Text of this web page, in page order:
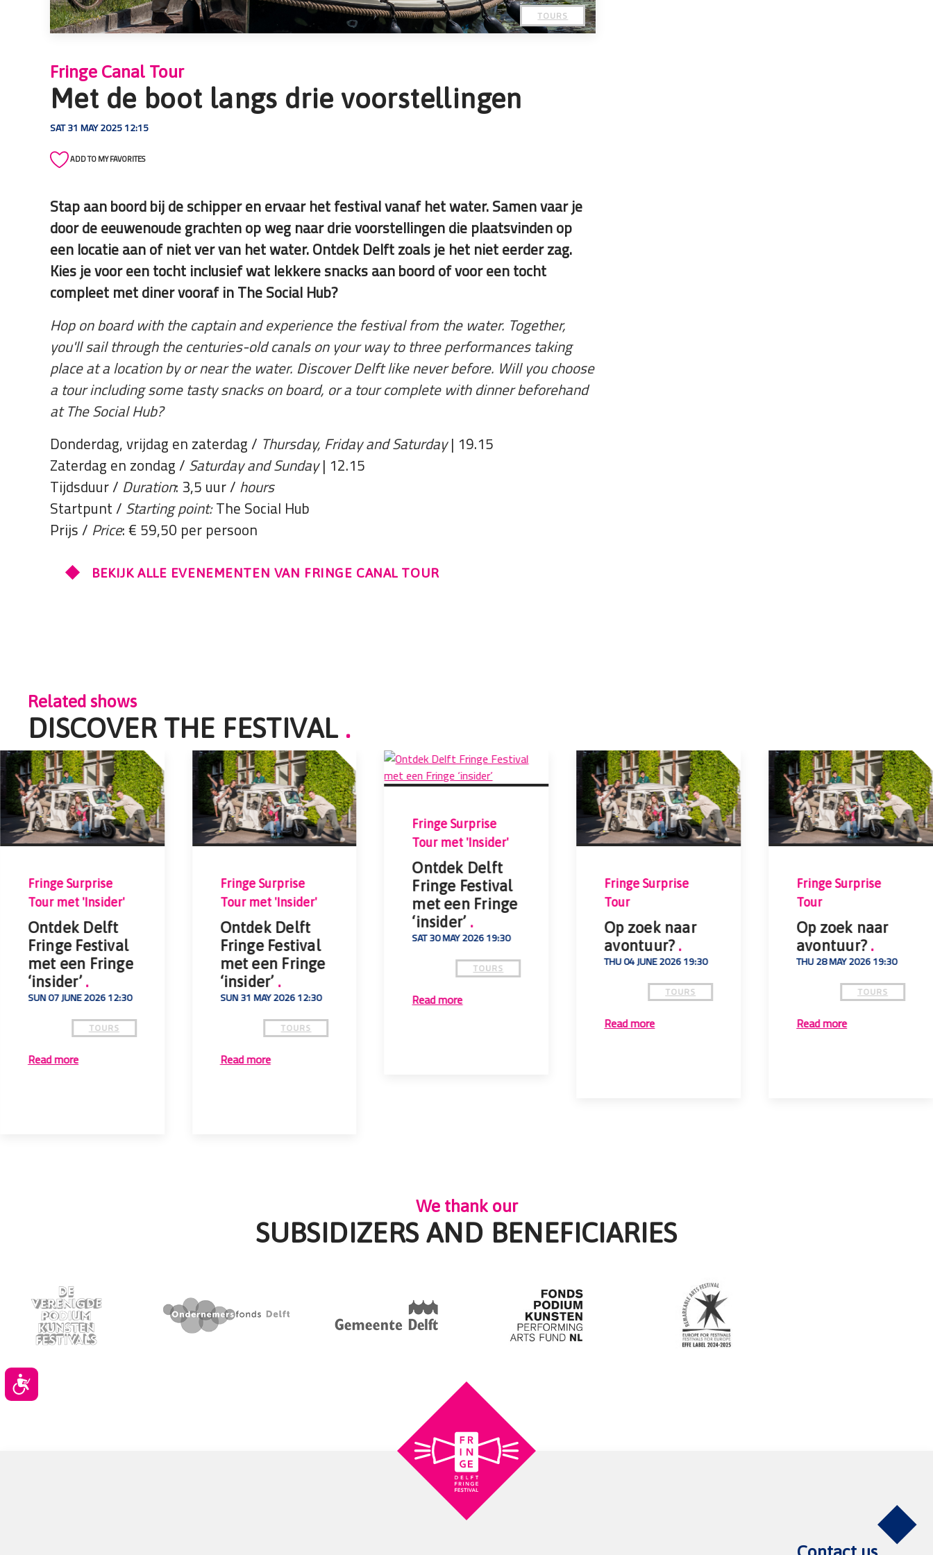
TOURS
Fringe Canal Tour
Met de boot langs drie voorstellingen
SAT 31 MAY 2025 12:15
ADD TO MY FAVORITES
Stap aan boord bij de schipper en ervaar het festival vanaf het water. Samen vaar je
door de eeuwenoude grachten op weg naar drie voorstellingen die plaatsvinden op
een locatie aan of niet ver van het water. Ontdek Delft zoals je het niet eerder zag.
Kies je voor een tocht inclusief wat lekkere snacks aan boord of voor een tocht
compleet met diner vooraf in The Social Hub?
Hop on board with the captain and experience the festival from the water. Together,
you'll sail through the centuries-old canals on your way to three performances taking
place at a location by or near the water. Discover Delft like never before. Will you choose
a tour including some tasty snacks on board, or a tour complete with dinner beforehand
at The Social Hub?
Donderdag, vrijdag en zaterdag / Thursday, Friday and Saturday| 19.15
Zaterdag en zondag /Saturday and Sunday| 12.15
Tijdsduur / Duration: 3,5 uur /hours
Startpunt /Starting point:The Social Hub
Prijs / Price: € 59,50 per persoon
BEKIJK ALLE EVENEMENTEN VAN FRINGE CANAL TOUR
Related shows
DISCOVER THE FESTIVAL .
Fringe Surprise
Tour met 'Insider'
Ontdek Delft
Fringe Festival
met een Fringe
‘insider’.
SUN 07 JUNE 2026 12:30
TOURS
Read more
Fringe Surprise
Tour met 'Insider'
Ontdek Delft
Fringe Festival
met een Fringe
‘insider’ .
SUN 31 MAY 2026 12:30
TOURS
Read more
Fringe Surprise
Tour met 'Insider'
Ontdek Delft
Fringe Festival
met een Fringe
‘insider’ .
SAT 30 MAY 2026 19:30
TOURS
Read more
Fringe Surprise
Tour
Op zoek naar
avontuur?.
THU 04 JUNE 2026 19:30
TOURS
Read more
Fringe Surprise
Tour
Op zoek naar
avontuur?.
THU 28 MAY 2026 19:30
TOURS
Read more
We thank our
SUBSIDIZERS AND BENEFICIARIES